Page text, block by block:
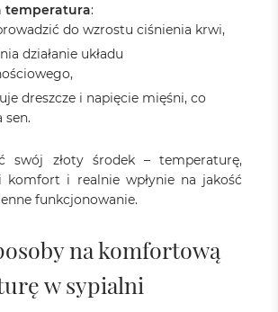
temperatura:
do wzrostu ciśnienia krwi,
działanie układu
dreszcze i napięcie mięśni, co
sen.
swój złoty środek – temperaturę,
komfort i realnie wpłynie na jakość
funkcjonowanie.
na komfortową
w sypialni